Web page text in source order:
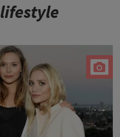
lifestyle